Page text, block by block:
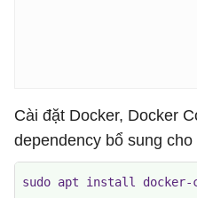
Cài đặt Docker, Docker
dependency bổ sung cho
sudo apt install docker-